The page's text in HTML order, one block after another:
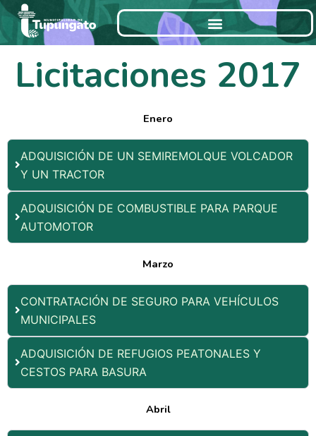
Ir
contenido
Licitaciones 2017
Enero
ADQUISICIÓN DE UN SEMIREMOLQUE VOLCADOR
Y UN TRACTOR
ADQUISICIÓN DE COMBUSTIBLE PARA PARQUE
AUTOMOTOR
Marzo
CONTRATACIÓN DE SEGURO PARA VEHÍCULOS
MUNICIPALES
ADQUISICIÓN DE REFUGIOS PEATONALES Y
CESTOS PARA BASURA
Abril